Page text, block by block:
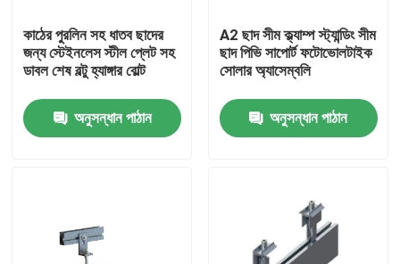
কাঠের পুরলিন সহ ধাতব ছাদের
জন্য স্টেইনলেস স্টীল প্লেট সহ
ডাবল শেষ বল্টু হ্যাঙ্গার বোল্ট
অনুসন্ধান পাঠান
A2 ছাদ সীম ক্ল্যাম্প স্ট্যান্ডিং সীম
ছাদ পিভি সাপোর্ট ফটোভোলটাইক
সোলার অ্যাসেম্বলি
অনুসন্ধান পাঠান